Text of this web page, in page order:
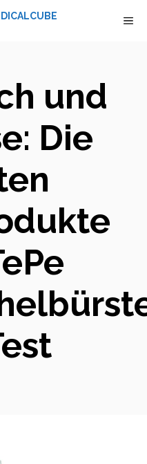
und
Die